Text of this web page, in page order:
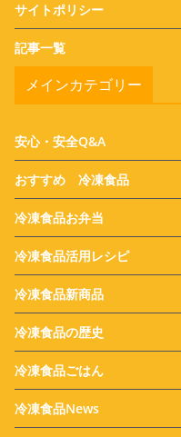
サイトポリシー
記事一覧
メインカテゴリー
安心・安全Q&A
おすすめ 冷凍食品
冷凍食品お弁当
冷凍食品活用レシピ
冷凍食品新商品
冷凍食品の歴史
冷凍食品ごはん
冷凍食品News